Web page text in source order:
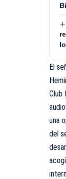
El
Club
una
del